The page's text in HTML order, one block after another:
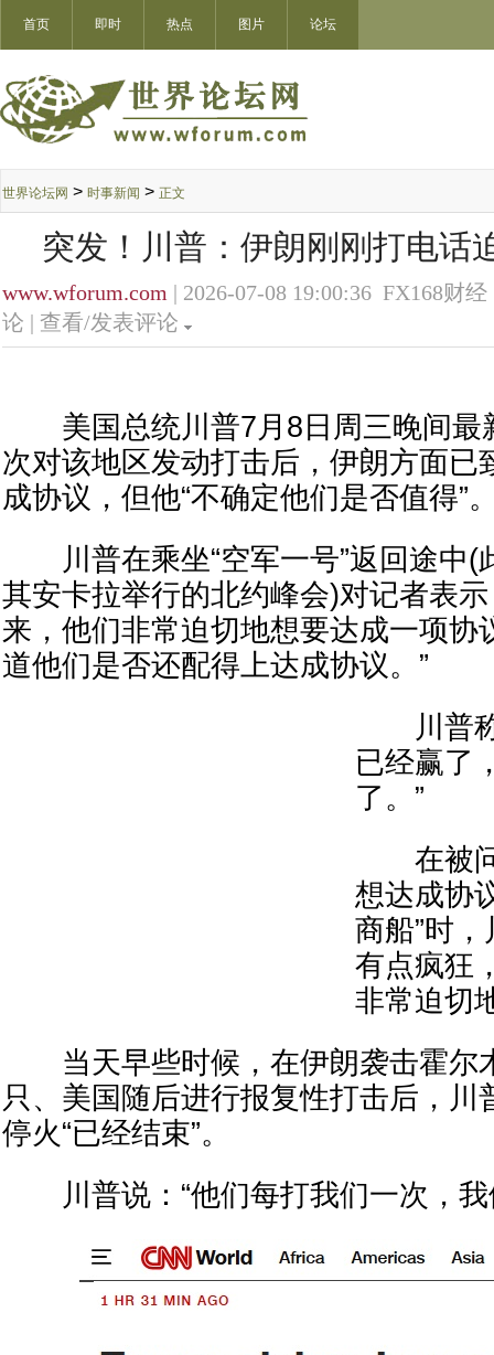
首页 即时 热点 图片 论坛
世界论坛网 > 时事新闻 > 正文
突发！川普：伊朗刚刚打电话
www.wforum.com | 2026-07-08 19:00:36 FX168财
论 | 查看/发表评论
美国总统川普7月8日周三晚间最
次对该地区发动打击后，伊朗方面已
成协议，但他“不确定他们是否值得”
川普在乘坐“空军一号”返回途中(
其安卡拉举行的北约峰会)对记者表
来，他们非常迫切地想要达成一项协
道他们是否还配得上达成协议。”
川普称
已经赢了
了。”
在被问
想达成协
商船”时
有点疯狂
非常迫切
当天早些时候，在伊朗袭击霍尔
只、美国随后进行报复性打击后，川
停火“已经结束”。
川普说：“他们每打我们一次，我